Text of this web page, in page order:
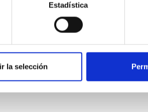
Estadística
la selección
Institute of Astrophysics (IAC) will
in Physics, and F. Duncan Haldane,
to take part in the 18th Congress of
and will each give a lecture in the
and on Friday 10 April it will be